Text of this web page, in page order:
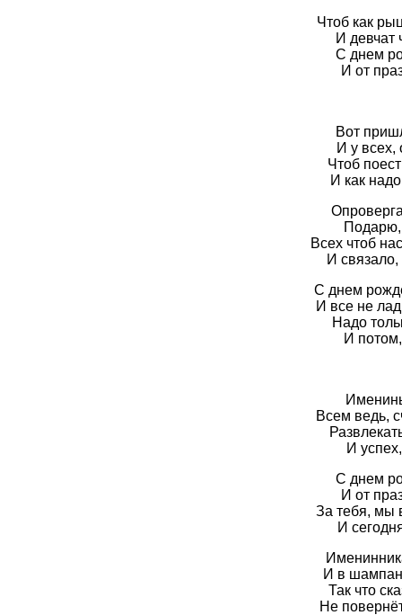
Чтоб как
И девчат
С днем
И от
Вот
И у всех,
Чтоб
И как
Подарю,
Всех чтоб
И связало,
С днем
И все не
Надо
И
Всем ведь,
И
С днем
И от
За тебя, мы
И
И в
Так что
Не